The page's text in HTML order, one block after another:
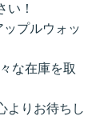
い！
プルウォッ
な在庫を取
よりお待ちし